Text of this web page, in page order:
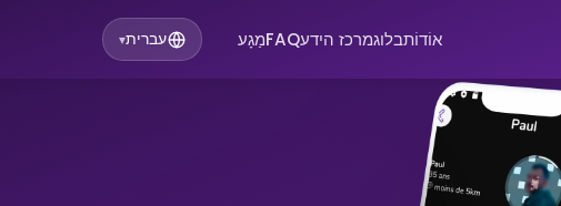
אוֹדוֹתבלוגמרכז הידעFAQמַגָע עברית▾